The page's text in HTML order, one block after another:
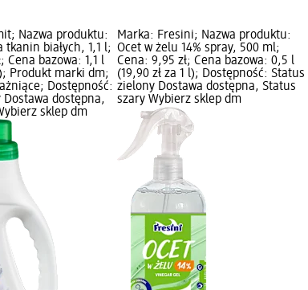
Nazwa produktu:
tkanin białych, 1,1 l;
Cena bazowa: 1,1 l
Produkt marki dm;
Dostępność:
dostępna,
sklep dm
Marka: Fresini; Nazwa produktu:
Ocet w żelu 14% spray, 500 ml;
Cena: 9,95 zł; Cena bazowa: 0,5 l
(19,90 zł za 1 l); Dostępność: Status
zielony Dostawa dostępna, Status
szary Wybierz sklep dm